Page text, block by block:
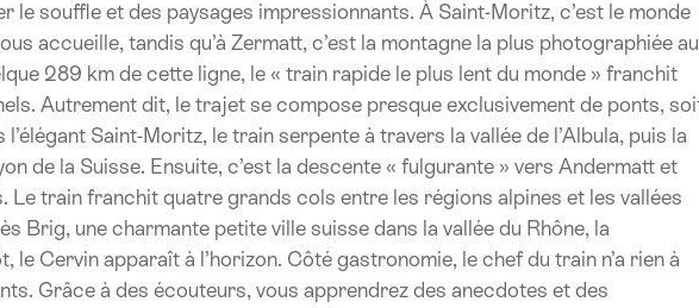
le souffle et des paysages impressionnants. À Saint-Moritz, c’est le monde
accueille, tandis qu’à Zermatt, c’est la montagne la plus photographiée au
289 km de cette ligne, le « train rapide le plus lent du monde » franchit
Autrement dit, le trajet se compose presque exclusivement de ponts,
Saint-Moritz, le train serpente à travers la vallée de l’Albula, puis la
de la Suisse. Ensuite, c’est la descente « fulgurante » vers Andermatt et
Le train franchit quatre grands cols entre les régions alpines et les vallées
Brig, une charmante petite ville suisse dans la vallée du Rhône, la
le Cervin apparaît à l’horizon. Côté gastronomie, le chef du train n’a rien à
Grâce à des écouteurs, vous apprendrez des anecdotes et des